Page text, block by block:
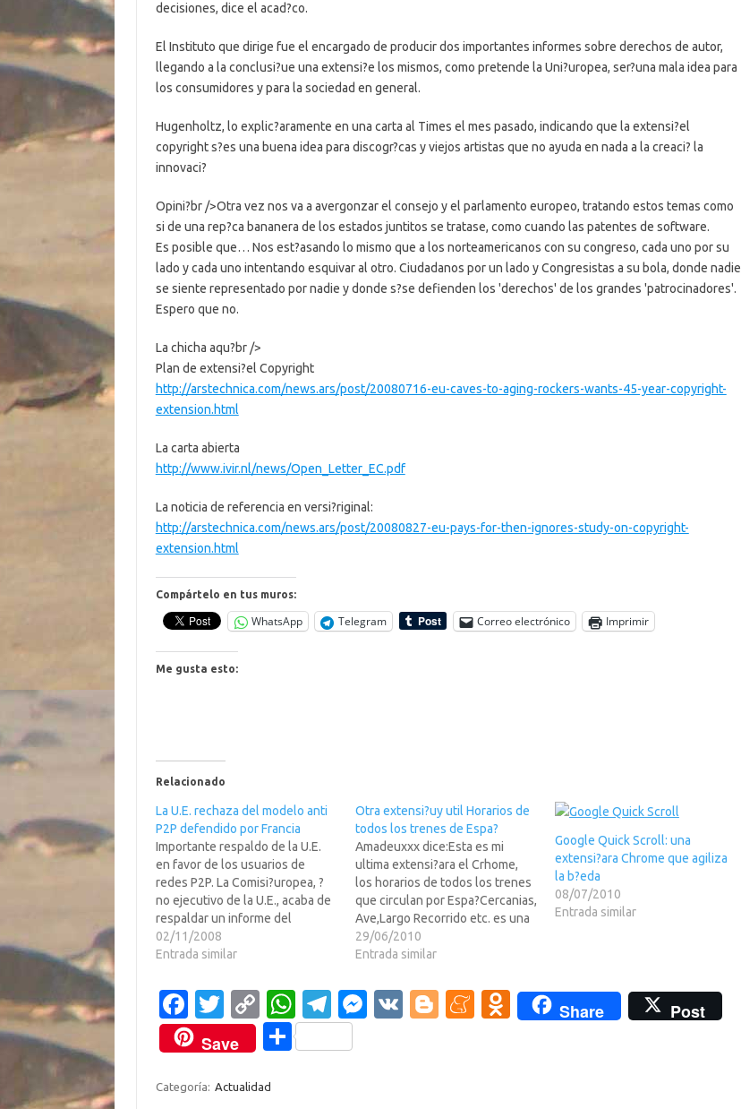
decisiones, dice el acad?co.
El Instituto que dirige fue el encargado de producir dos importantes informes sobre derechos de autor,
llegando a la conclusi?ue una extensi?e los mismos, como pretende la Uni?uropea, ser?una mala idea para
los consumidores y para la sociedad en general.
Hugenholtz, lo explic?aramente en una carta al Times el mes pasado, indicando que la extensi?el
copyright s?es una buena idea para discogr?cas y viejos artistas que no ayuda en nada a la creaci? la
innovaci?
Opini?br />Otra vez nos va a avergonzar el consejo y el parlamento europeo, tratando estos temas como
si de una rep?ca bananera de los estados juntitos se tratase, como cuando las patentes de software.
Es posible que… Nos est?asando lo mismo que a los norteamericanos con su congreso, cada uno por su
lado y cada uno intentando esquivar al otro. Ciudadanos por un lado y Congresistas a su bola, donde nadie
se siente representado por nadie y donde s?se defienden los 'derechos' de los grandes 'patrocinadores'.
Espero que no.
La chicha aqu?br />
Plan de extensi?el Copyright
http://arstechnica.com/news.ars/post/20080716-eu-caves-to-aging-rockers-wants-45-year-copyright-
extension.html
La carta abierta
http://www.ivir.nl/news/Open_Letter_EC.pdf
La noticia de referencia en versi?riginal:
http://arstechnica.com/news.ars/post/20080827-eu-pays-for-then-ignores-study-on-copyright-
extension.html
Compártelo en tus muros:
WhatsApp Telegram Correo electrónico Imprimir
Me gusta esto:
Relacionado
La U.E. rechaza del modelo anti
P2P defendido por Francia
Importante respaldo de la U.E.
en favor de los usuarios de
redes P2P. La Comisi?uropea, ?
no ejecutivo de la U.E., acaba de
respaldar un informe del
Parlamento Europeo que niega
la capacidad de restricci?el
usuarios, a los operadores de
Internet.El modelo restrictivo
defendido por Francia…
02/11/2008
Entrada similar
Otra extensi?uy util Horarios de
todos los trenes de Espa?
Amadeuxxx dice:Esta es mi
ultima extensi?ara el Crhome,
los horarios de todos los trenes
que circulan por Espa?Cercanias,
Ave,Largo Recorrido etc. es una
extensi?uy util si bas a viajar por
Espa?br /> pinchando en la
Google para instalarlo en tu
navegador o poniendo
29/06/2010
Entrada similar
Google Quick Scroll: una
extensi?ara Chrome que agiliza
la b?eda
08/07/2010
Entrada similar
Fa
c
e
b
T
w
it
te
C
o
p
y
W
h
at
T
el
e
M
V
Bl
M O
Share
Post
Save
C
Categoría: Actualidad